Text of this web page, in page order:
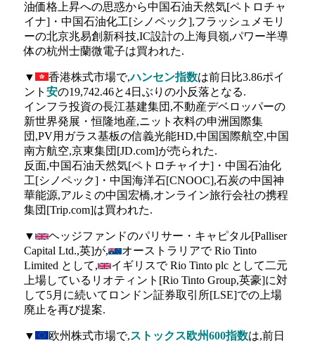
油価格上昇への思惑から中国石油天然気[ペトロチャ
イナ]・中国石油化工[シノペック],フラッシュメモリ
ーの北京兆易創新科技,IC設計の上海貝嶺,パワー半導
体の杭州士蘭微電子は買われた.
▼ 香港株式市場で,ハンセン指数は前日比3.86ポイ
ント 安の19,742.46と4日ぶりの小反落となる.
インフラ投資の長江基建集団,不動産デベロッパーの
新世界発展・恒隆地産,ニット衣料の申洲国際集
団,PV用ガラス基板の信義光能HD,中国国際航空,中国
南方航空,京東集団[JD.com]が売られた.
反面,中国石油天然気[ペトロチャイナ]・中国石油化
工[シノペック]・中国海洋石[CNOOC],石炭の中国神
華能源,アルミの中国宏橋,オンライン旅行会社の携程
集団[Trip.com]は買われた.
▼
ヘッジファンドのパリサー・キャピタル[Palliser
Capital Ltd.,英]が,
オーストラリアで Rio Tinto
Limited として,
イギリスで Rio Tinto plc として二元
上場しているリオティント[Rio Tinto Group,英豪]に対
して5月に続いてロンドン証券取引所[LSE]での上場
廃止を再び提案.
▼ 欧州株式市場で,ストックス欧州600指数は,前日